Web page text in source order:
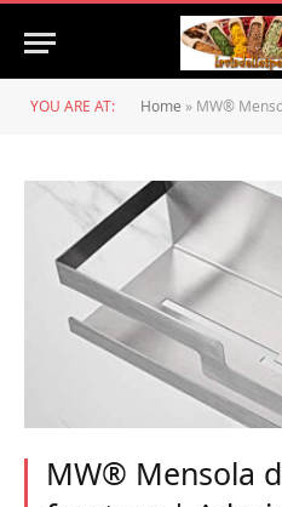
YOU ARE AT: Home » MW® Mensola doccia senza foratura | Adesivo
MW® Mensola